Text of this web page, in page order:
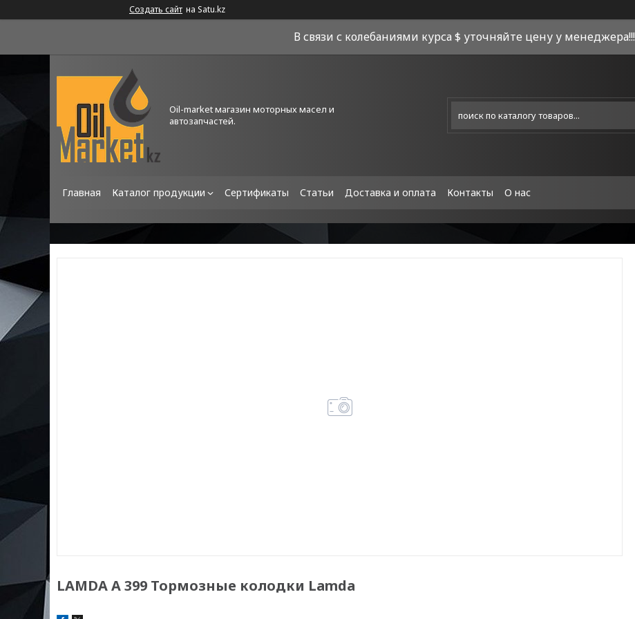
Создать сайт на Satu.kz
В связи с колебаниями курса $ уточняйте цену у менеджера!!!
Oil-market магазин моторных масел и
автозапчастей.
Главная Каталог продукции Сертификаты Статьи Доставка и оплата Контакты О нас
LAMDA А 399 Тормозные колодки Lamda